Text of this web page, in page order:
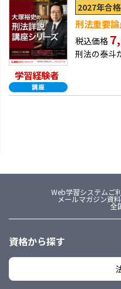
学習経験者
2027年合
刑法重要
税込価格
刑法の泰斗
Web学習システムご
メールマガジン資
全
資格から探す